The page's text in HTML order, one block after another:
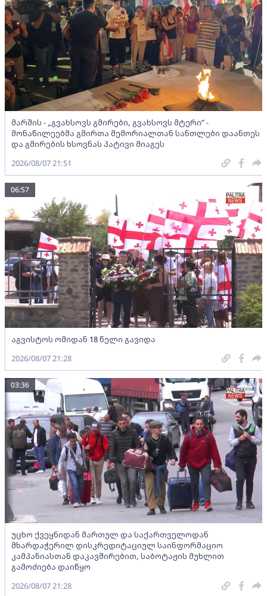
მარშის - „გვახსოვს გმირები, გვახსოვს მტერი” -
მონაწილეებმა გმირთა მემორიალთან სანთლები დაანთეს
და გმირების ხსოვნას პატივი მიაგეს
2026/08/07 21:51
აგვისტოს ომიდან 18 წელი გავიდა
06:57
2026/08/07 21:28
უცხო ქვეყნიდან მართულ და საქართველოდან
მხარდაჭერილ დისკრედიტაციულ საინფორმაციო
კამპანიასთან დაკავშირებით, საბოტაჟის მუხლით
გამოძიება დაიწყო
03:36
2026/08/07 21:28